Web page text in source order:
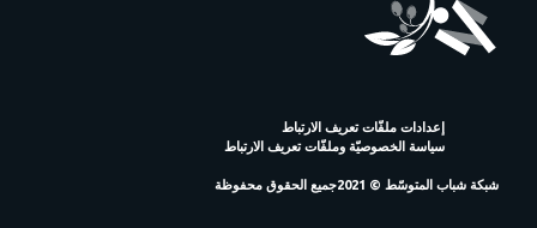
إعدادات ملفّات تعريف الارتباط
سياسة الخصوصيّة وملفّات تعريف الارتباط
شبكة شباب المتوسّط © 2021جميع الحقوق محفوظة